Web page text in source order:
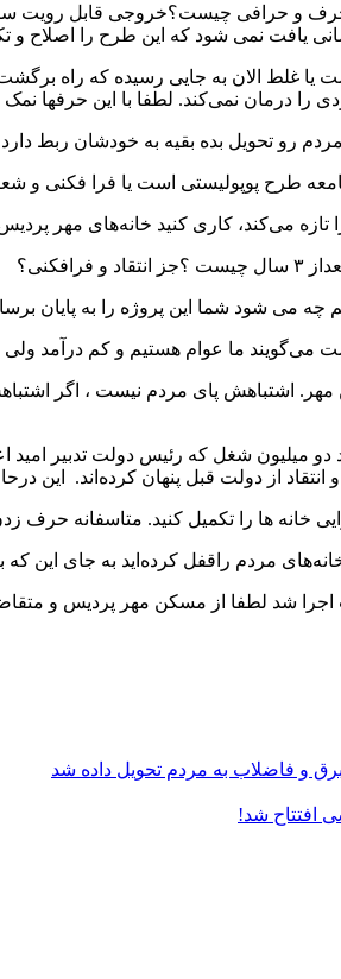
یافت نمی شود که این طرح را اصلاح و
غلط الان به جایی رسیده که راه
را درمان نمی‌کند. لطفا با این حرفها
رو تحویل بده بقیه به خودشان ربط
طرح پوپولیستی است یا فرا فکنی و
کاری کنید خانه‌های مهر پردیس را
می شود شما این پروژه را به پایان
ما عوام هستیم و کم درآمد ولی
اشتباهش پای مردم نیست ، اگر
دو میلیون شغل که رئیس دولت تدبیر
از دولت قبل پنهان کرده‌اند. این
خانه ها را تکمیل کنید. متاسفانه
خانه‌های مردم راقفل کرده‌اید به جای این که
و فاضلاب به مردم تحویل داده شد
افتتاح شد!